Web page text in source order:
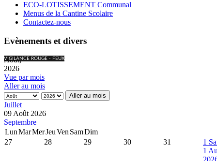
ECO-LOTISSEMENT Communal
Menus de la Cantine Scolaire
Contactez-nous
Evènements et divers
VIGILANCE ROUGE - FEUX
Août,
2026
Vue par mois
Aller au mois
Aller au mois
Juillet
09 Août 2026
Septembre
LunMarMerJeuVen SamDim
27
28 29 30 31 1
1